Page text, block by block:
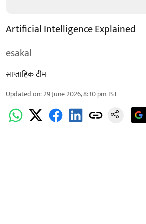
Artificial Intelligence Explained
esakal
साप्ताहिक टीम
Updated on:29 June 2026, 8:30 pm IST